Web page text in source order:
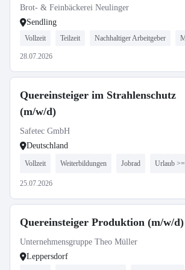
Brot- & Feinbäckerei Neulinger
Sendling
Vollzeit Teilzeit Nachhaltiger Arbeitgeber
28.07.2026
Quereinsteiger im Strahlenschutz
(m/w/d)
Safetec GmbH
Deutschland
Vollzeit Weiterbildungen Jobrad Urlaub
25.07.2026
Quereinsteiger Produktion (m/w/d)
Unternehmensgruppe Theo Müller
Leppersdorf